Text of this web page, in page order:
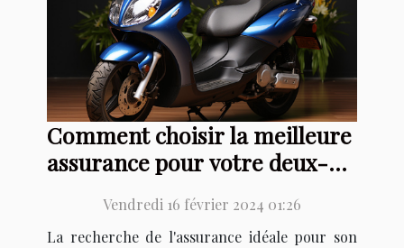
Comment choisir la meilleure
assurance pour votre deux-
Vendredi 16 février 2024 01:26
La recherche de l'assurance idéale pour son